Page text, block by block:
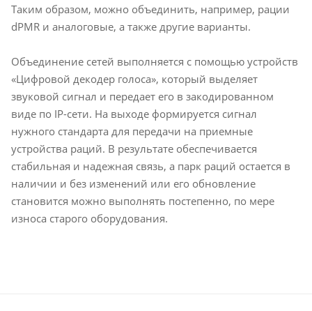
Таким образом, можно объединить, например, рации
dPMR и аналоговые, а также другие варианты.
Объединение сетей выполняется с помощью устройств
«Цифровой декодер голоса», который выделяет
звуковой сигнал и передает его в закодированном
виде по IP-сети. На выходе формируется сигнал
нужного стандарта для передачи на приемные
устройства раций. В результате обеспечивается
стабильная и надежная связь, а парк раций остается в
наличии и без изменений или его обновление
становится можно выполнять постепенно, по мере
износа старого оборудования.